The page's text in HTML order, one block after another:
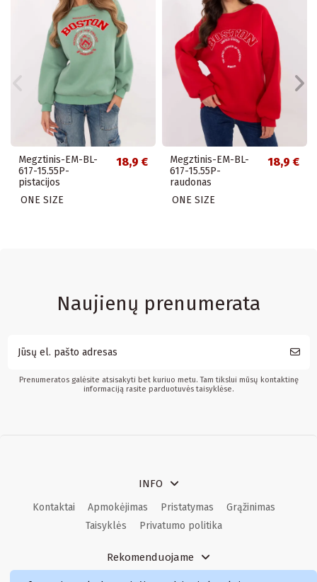
Megztinis-EM-BL-
617-15.55P-
pistacijos
18,9 €
ONE SIZE
Megztinis-EM-BL-
617-15.55P-
raudonas
18,9 €
ONE SIZE
Naujienų prenumerata
Prenumeratos galėsite atsisakyti bet kuriuo metu. Tam tikslui mūsų kontaktinę
informaciją rasite parduotuvės taisyklėse.
INFO
Kontaktai Apmokėjimas Pristatymas
Grąžinimas
Taisyklės
Privatumo politika
Rekomenduojame